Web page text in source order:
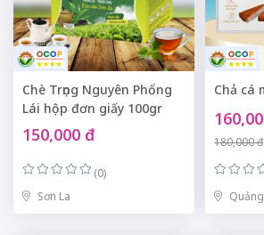
Chè Trọng Nguyên Phổng
Lái hộp đơn giấy 100gr
150,000 đ
(0)
Sơn La
Chả cá
180,000 đ